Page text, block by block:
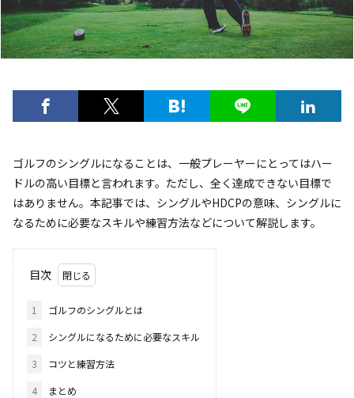
ゴルフのシングルになることは、一般プレーヤーにとってはハー
ドルの高い目標と言われます。ただし、全く達成できない目標で
はありません。本記事では、シングルやHDCPの意味、シングルに
なるために必要なスキルや練習方法などについて解説します。
目次
1
ゴルフのシングルとは
2
シングルになるために必要なスキル
3
コツと練習方法
4
まとめ